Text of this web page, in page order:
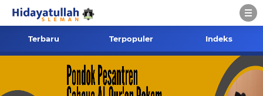
Terbaru Terpopuler Indeks